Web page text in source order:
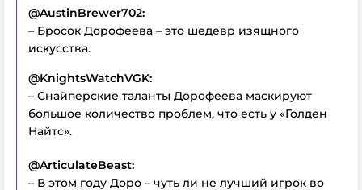
@AustinBrewer702:
– Бросок Дорофеева – это шедевр изящного
искусства.
@KnightsWatchVGK:
– Снайперские таланты Дорофеева маскируют
большое количество проблем, что есть у «Голден
Найтс».
@ArticulateBeast:
– В этом году Доро – чуть ли не лучший игрок во